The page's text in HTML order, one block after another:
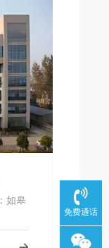
如皋
免费通话